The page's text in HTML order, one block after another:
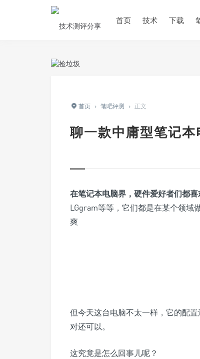
首页 技术 下载
首页 › 笔吧评测 › 正文
聊一款中庸型笔记本
在笔记本电脑界，硬件爱好者们都喜
LGgram等等，它们都是在某个领域
爽
但今天这台电脑不太一样，它的配置
对还可以。
这究竟是怎么回事儿呢？